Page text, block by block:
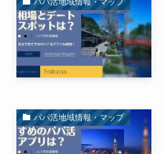
パパ活地域情報・マップ